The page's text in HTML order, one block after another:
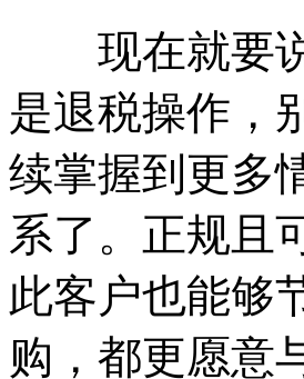
现在就要
是退税操作，
续掌握到更多
系了。正规且
此客户也能够
购，都更愿意